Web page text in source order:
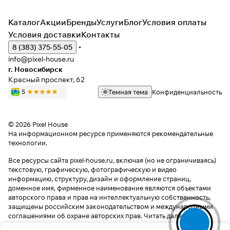
КаталогАкцииБрендыУслугиБлогУсловия оплаты
Условия доставкиКонтакты
8 (383) 375-55-05
info@pixel-house.ru
г. Новосибирск
Красный проспект, 62
Темная тема Конфиденциальность
© 2026 Pixel House
На информационном ресурсе применяются рекомендательные
технологии.
Все ресурсы сайта pixel-house.ru, включая (но не ограничиваясь)
текстовую, графическую, фотографическую и видео
информацию, структуру, дизайн и оформление страниц,
доменное имя, фирменное наименование являются объектами
авторского права и прав на интеллектуальную собственность,
защищены российским законодательством и международными
соглашениями об охране авторских прав.Читать далее